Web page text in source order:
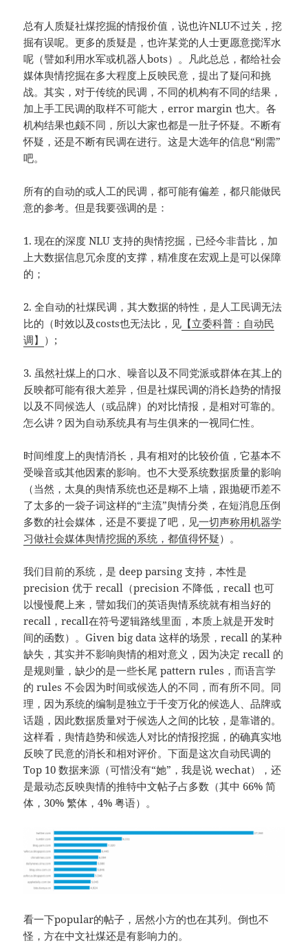
总有人质疑社煤挖掘的情报价值，说也许NLU不过关，挖
掘有误呢。更多的质疑是，也许某党的人士更愿意搅浑水
呢（譬如利用水军或机器人bots）。凡此总总，都给社会
媒体舆情挖掘在多大程度上反映民意，提出了疑问和挑
战。其实，对于传统的民调，不同的机构有不同的结果，
加上手工民调的取样不可能大，error margin 也大。各
机构结果也颇不同，所以大家也都是一肚子怀疑。不断有
怀疑，还是不断有民调在进行。这是大选年的信息“刚需”
吧。
所有的自动的或人工的民调，都可能有偏差，都只能做民
意的参考。但是我要强调的是：
1. 现在的深度 NLU 支持的舆情挖掘，已经今非昔比，加
上大数据信息冗余度的支撑，精准度在宏观上是可以保障
的；
2. 全自动的社煤民调，其大数据的特性，是人工民调无法
比的（时效以及costs也无法比，见 【立委科普：自动民
调】 ）;
3. 虽然社煤上的口水、噪音以及不同党派或群体在其上的
反映都可能有很大差异，但是社煤民调的消长趋势的情报
以及不同候选人（或品牌）的对比情报，是相对可靠的。
怎么讲？因为自动系统具有与生俱来的一视同仁性。
时间维度上的舆情消长，具有相对的比较价值，它基本不
受噪音或其他因素的影响。也不大受系统数据质量的影响
（当然，太臭的舆情系统也还是糊不上墙，跟抛硬币差不
了太多的一袋子词这样的“主流”舆情分类，在短消息压倒
多数的社会媒体，还是不要提了吧，见一切声称用机器学
习做社会媒体舆情挖掘的系统，都值得怀疑）。
我们目前的系统，是 deep parsing 支持，本性是
precision 优于 recall（precision 不降低，recall 也可
以慢慢爬上来，譬如我们的英语舆情系统就有相当好的
recall，recall在符号逻辑路线里面，本质上就是开发时
间的函数）。Given big data 这样的场景，recall 的某种
缺失，其实并不影响舆情的相对意义，因为决定 recall 的
是规则量，缺少的是一些长尾 pattern rules，而语言学
的 rules 不会因为时间或候选人的不同，而有所不同。同
理，因为系统的编制是独立于千变万化的候选人、品牌或
话题，因此数据质量对于候选人之间的比较，是靠谱的。
这样看，舆情趋势和候选人对比的情报挖掘，的确真实地
反映了民意的消长和相对评价。下面是这次自动民调的
Top 10 数据来源（可惜没有“她”，我是说 wechat），还
是最动态反映舆情的推特中文帖子占多数（其中 66% 简
体，30% 繁体，4% 粤语）。
看一下popular的帖子，居然小方的也在其列。倒也不
怪，方在中文社煤还是有影响力的。